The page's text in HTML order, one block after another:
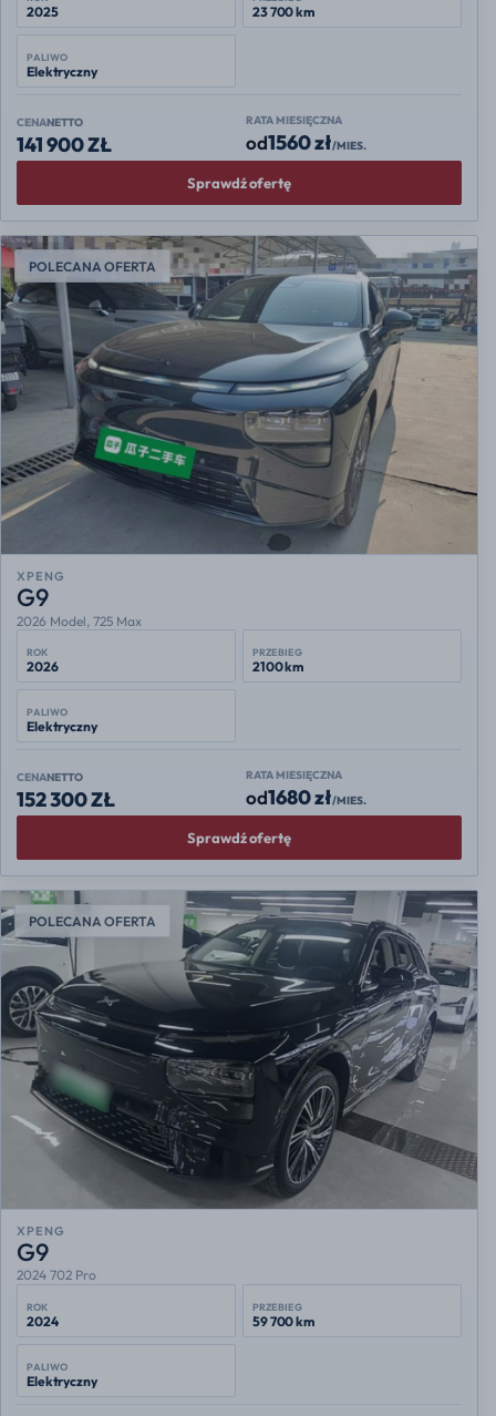
2025 23 700 km
PALIWO
Elektryczny
CENANETTO
141 900 ZŁ
RATA MIESIĘCZNA
od1560 zł/MIES.
Sprawdź ofertę
POLECANA OFERTA
XPENG
G9
2026 Model, 725 Max
ROK
2026
PRZEBIEG
2100 km
PALIWO
Elektryczny
CENANETTO
152 300 ZŁ
RATA MIESIĘCZNA
od1680 zł/MIES.
Sprawdź ofertę
POLECANA OFERTA
XPENG
G9
2024 702 Pro
ROK
2024
PRZEBIEG
59 700 km
PALIWO
Elektryczny